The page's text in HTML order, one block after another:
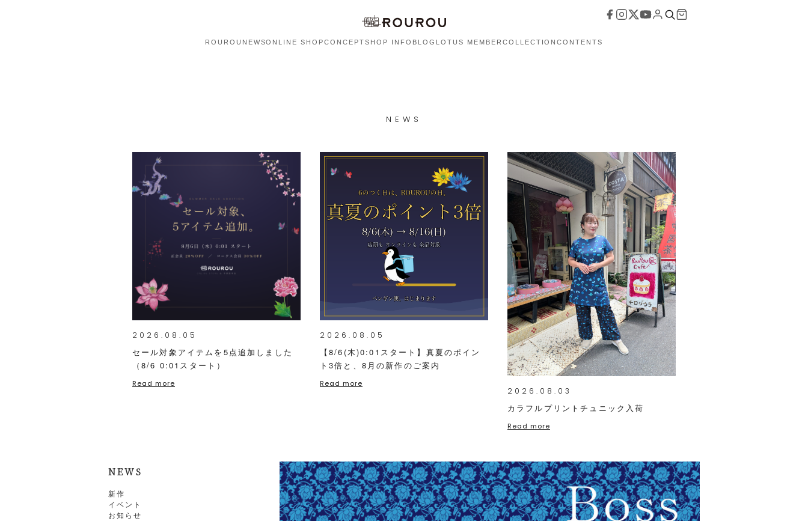
ROUROU NEWSONLINE SHOPCONCEPTSHOP INFO BLOG LOTUS MEMBER COLLECTIONCONTENTS
NEWS
2026.08.05
セール対象アイテムを5点追加しました
（8/6 0:01スタート）
Read more
2026.08.05
【8/6(木)0:01スタート】真夏のポイン
ト3倍と、8月の新作のご案内
Read more
2026.08.03
カラフルプリントチュニック入荷
Read more
NEWS
新作
イベント
お知らせ